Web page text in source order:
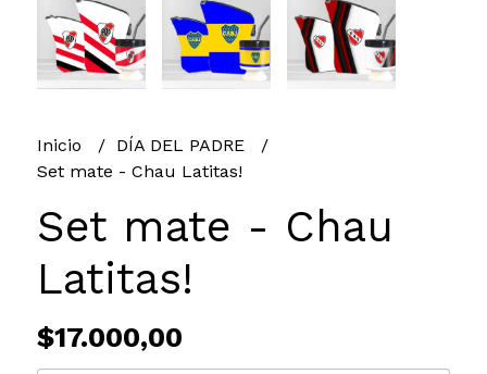
Inicio
DÍA DEL PADRE
Set mate - Chau Latitas!
Set mate - Chau
Latitas!
$17.000,00